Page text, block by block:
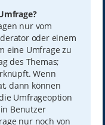
nur vom
oder einem
eine Umfrage zu
des Themas;
Wenn
dann können
Umfrageoption
Benutzer
nur noch von